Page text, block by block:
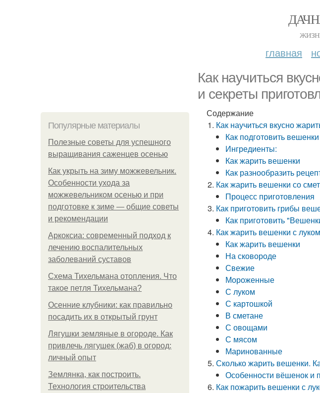
главная
Как научиться
и секреты
Популярные материалы
Полезные советы для успешного
выращивания саженцев осенью
Как укрыть на зиму можжевельник.
Особенности ухода за
можжевельником осенью и при
подготовке к зиме — общие советы
и рекомендации
Аркоксиа: современный подход к
лечению воспалительных
заболеваний суставов
Схема Тихельмана отопления. Что
такое петля Тихельмана?
Осенние клубники: как правильно
посадить их в открытый грунт
Лягушки земляные в огороде. Как
привлечь лягушек (жаб) в огород:
личный опыт
Землянка, как построить.
Технология строительства
Содержание
Как научиться вкусно
Как подготовить
Ингредиенты:
Как жарить вешенки
Как разнообразить
Как жарить вешенки со
Процесс приготовления
Как приготовить грибы
Как приготовить
Как жарить вешенки с
Как жарить вешенки
На сковороде
Свежие
Мороженные
С луком
С картошкой
В сметане
С овощами
С мясом
Маринованные
Сколько жарить вешенки.
Особенности вёшенок и
Как пожарить вешенки с